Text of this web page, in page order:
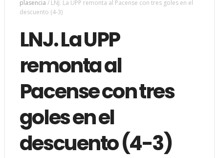
plasencia / LNJ. La UPP remonta al Pacense con tres goles en el
descuento (4-3)
LNJ. La UPP
remonta al
Pacense con tres
goles en el
descuento (4-3)